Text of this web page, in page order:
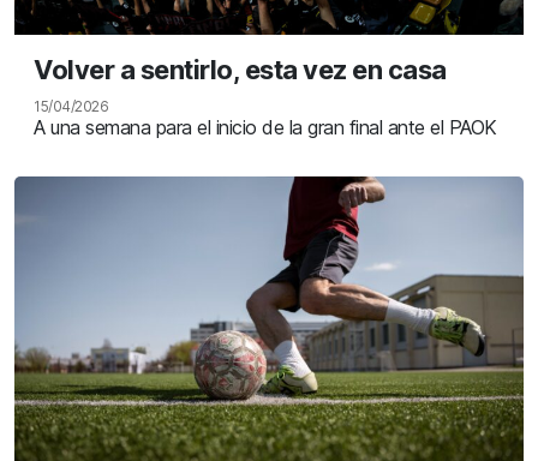
Volver a sentirlo, esta vez en casa
15/04/2026
A una semana para el inicio de la gran final ante el PAOK